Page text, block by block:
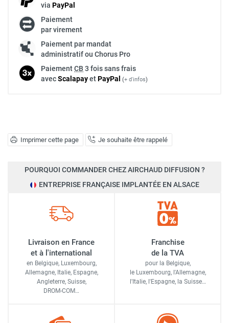
Imprimer cette page Je souhaite être rappelé
via PayPal
Paiement
par virement
Paiement par mandat
administratif ou Chorus Pro
PaiementCB 3 fois sans frais
avecScalapayetPayPal (+ d'infos)
POURQUOI COMMANDER CHEZ AIRCHAUD DIFFUSION ?
ENTREPRISE FRANÇAISE IMPLANTÉE EN ALSACE
Livraison en France
et à l'international
en Belgique, Luxembourg,
Allemagne, Italie, Espagne,
Angleterre, Suisse,
DROM-COM…
Franchise
de la TVA
pour la Belgique,
le Luxembourg, l'Allemagne,
l'Italie, l'Espagne, la Suisse…